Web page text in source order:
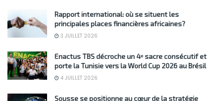
Rapport international: où se situent les
principales places financières africaines?
3 JUILLET 2026
Enactus TBS décroche un 4ᵉ sacre consécutif et
porte la Tunisie vers la World Cup 2026 au Brésil
4 JUILLET 2026
Sousse se positionne au cœur de la stratégie